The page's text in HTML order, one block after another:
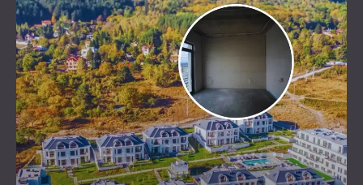
mediu
F-MUTE SYSTEM™ 23 oferă o reducere a zgomotului de
nivel profesional într-un format subțire și practic.
Contactați DECIBEL astăzipentru a integra F-MUTE
SYSTEM™ în proiectul dumneavoastră de pardoseală și
pentru a vă bucura de un confort fonoabsorbant de lungă
durată.